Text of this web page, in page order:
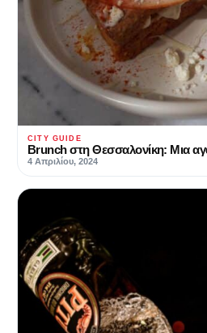
CITY GUIDE
Brunch στη Θεσσαλονίκη: Μια
4 Απριλίου, 2024